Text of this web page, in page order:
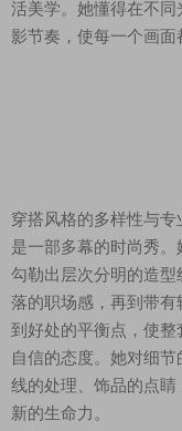
活美学。她懂得在不
影节奏，使每一个画面
穿搭风格的多样性与
是一部多幕的时尚秀。
勾勒出层次分明的造
落的职场感，再到带
到好处的平衡点，使整
自信的态度。她对细
线的处理、饰品的点
新的生命力。